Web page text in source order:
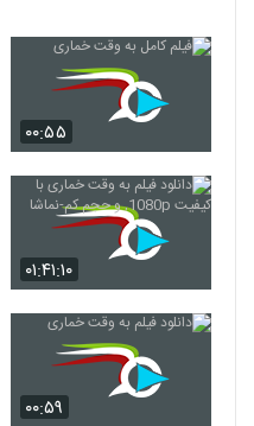
۰۰:۵۵
۰۱:۴۱:۱۰
۰۰:۵۹